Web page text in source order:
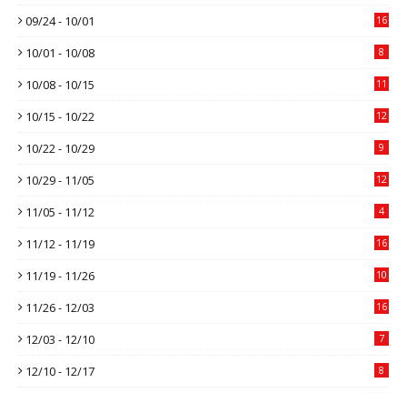
09/24 - 10/01 16
10/01 - 10/08 8
10/08 - 10/15 11
10/15 - 10/22 12
10/22 - 10/29 9
10/29 - 11/05 12
11/05 - 11/12 4
11/12 - 11/19 16
11/19 - 11/26 10
11/26 - 12/03 16
12/03 - 12/10 7
12/10 - 12/17 8